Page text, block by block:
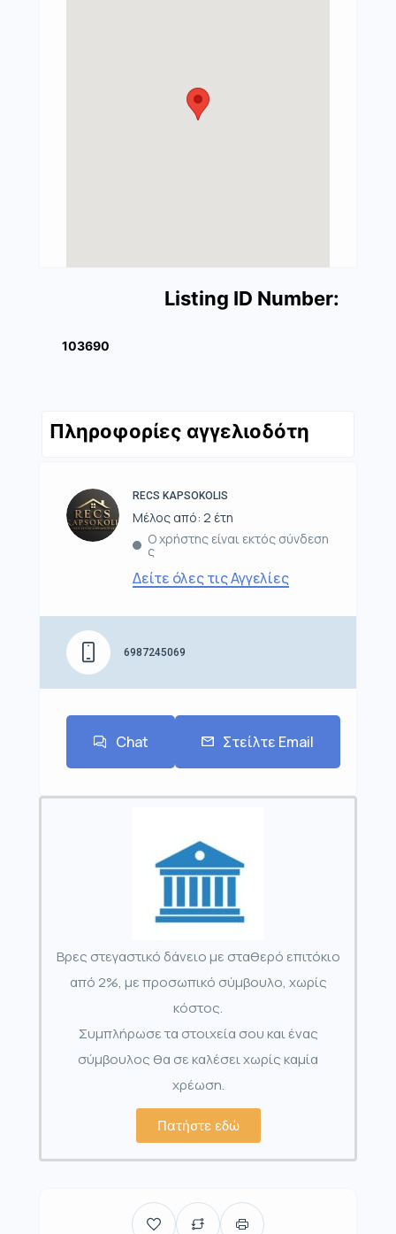
Listing ID Number:
103690
Πληροφορίες αγγελιοδότη
RECS KAPSOKOLIS
Μέλος από: 2 έτη
Ο χρήστης είναι εκτός σύνδεση
ς
Δείτε όλες τις Αγγελίες
6987245069
Chat Στείλτε Email
Βρες στεγαστικό δάνειο με σταθερό επιτόκιο
από 2%, με προσωπικό σύμβουλο, χωρίς
κόστος.
Συμπλήρωσε τα στοιχεία σου και ένας
σύμβουλος θα σε καλέσει χωρίς καμία
χρέωση.
Πατήστε εδώ